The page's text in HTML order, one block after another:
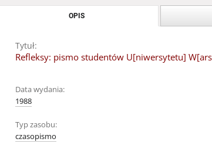
OPIS
Tytuł:
Refleksy: pismo studentów U[niwersytetu]
Data wydania:
1988
Typ zasobu:
czasopismo